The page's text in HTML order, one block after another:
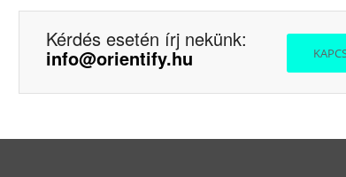
Kérdés esetén írj nekünk:
info@orientify.hu